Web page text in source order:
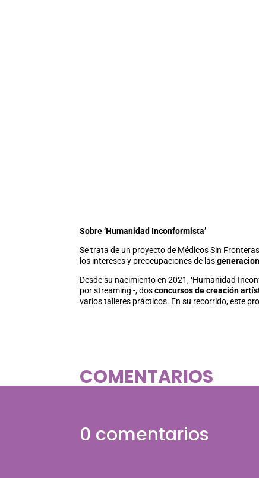
Sobre ‘Humanidad Inconformista’
Se trata de un proyecto de Médicos Sin
los intereses y preocupaciones de las
Desde su nacimiento en 2021, ‘Humanidad
por streaming -, dosconcursos de creación
varios talleres prácticos. En su recorrido, este
COMENTARIOS
0 comentarios